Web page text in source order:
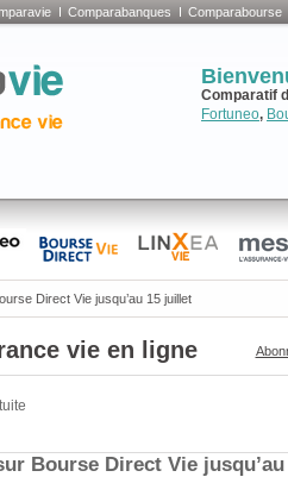
Comparabanques Comparabourse
Comparatif
Fortuneo,
Direct Vie jusqu’au 15 juillet
vie en ligne
Bourse Direct Vie